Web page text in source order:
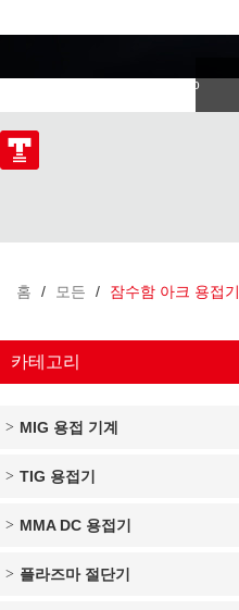
Italiano
홈 / 모든 / 잠수함 아크 용접기
카테고리
MIG 용접 기계
TIG 용접기
MMA DC 용접기
플라즈마 절단기